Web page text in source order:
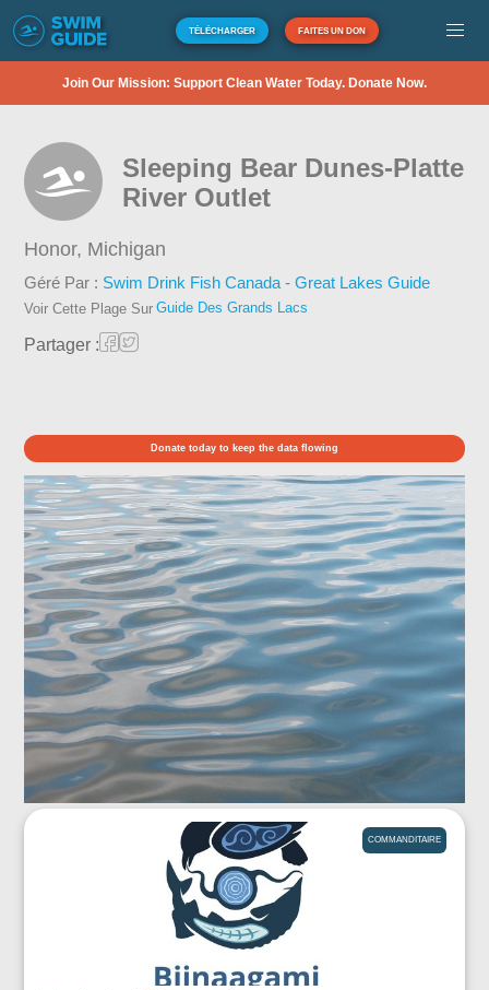
TÉLÉCHARGER FAITES UN DON
Join Our Mission: Support Clean Water Today. Donate Now.
Sleeping Bear Dunes-Platte
River Outlet
Honor, Michigan
Géré Par : Swim Drink Fish Canada - Great Lakes Guide
Voir Cette Plage Sur Guide Des Grands Lacs
Partager :
Donate today to keep the data flowing
COMMANDITAIRE